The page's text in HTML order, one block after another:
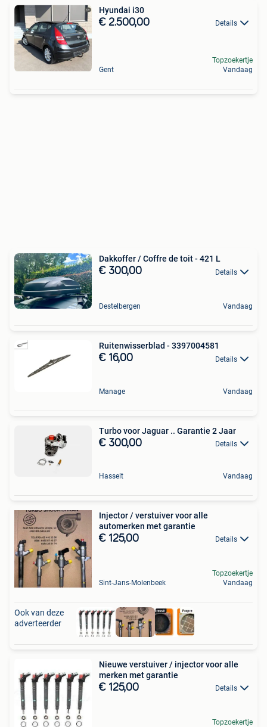
Hyundai i30
€ 2.500,00 Details
Gent
Topzoekertje
Vandaag
Dakkoffer / Coffre de toit - 421 L
€ 300,00 Details
Destelbergen Vandaag
Ruitenwisserblad - 3397004581
€ 16,00 Details
Manage Vandaag
Turbo voor Jaguar .. Garantie 2 Jaar
€ 300,00 Details
Hasselt Vandaag
Injector / verstuiver voor alle
automerken met garantie
€ 125,00 Details
Sint-Jans-Molenbeek
Topzoekertje
Vandaag
Ook van deze
adverteerder
Nieuwe verstuiver / injector voor alle
merken met garantie
€ 125,00 Details
Topzoekertje